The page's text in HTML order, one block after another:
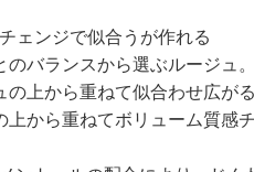
ェンジで似合うが作れる
バランスから選ぶルージュ
上から重ねて似合わせ広が
から重ねてボリューム質感